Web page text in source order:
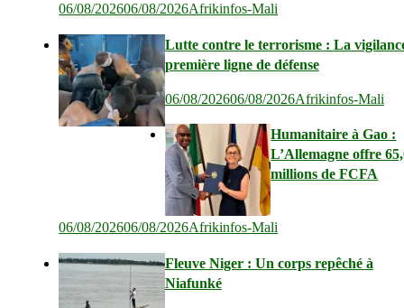
06/08/202606/08/2026Afrikinfos-Mali
Lutte contre le terrorisme : La
première ligne de défense
06/08/202606/08/2026Afrikinfos-Mali
Humanitaire à Gao :
L’Allemagne offre
millions de FCFA
06/08/202606/08/2026Afrikinfos-Mali
Fleuve Niger : Un corps repêché à
Niafunké